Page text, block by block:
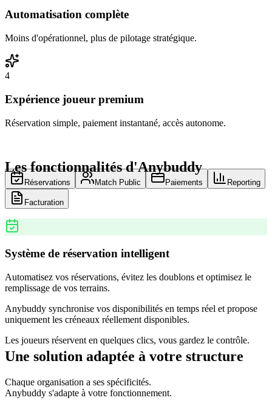
Automatisation complète
Moins d'opérationnel, plus de pilotage stratégique.
4
Expérience joueur premium
Réservation simple, paiement instantané, accès autonome.
Les fonctionnalités d'Anybuddy
Réservations Match Public Paiements Reporting
Facturation
Système de réservation intelligent
Automatisez vos réservations, évitez les doublons et optimisez le
remplissage de vos terrains.
Anybuddy synchronise vos disponibilités en temps réel et propose
uniquement les créneaux réellement disponibles.
Les joueurs réservent en quelques clics, vous gardez le contrôle.
Une solution adaptée à votre structure
Chaque organisation a ses spécificités.
Anybuddy s'adapte à votre fonctionnement.